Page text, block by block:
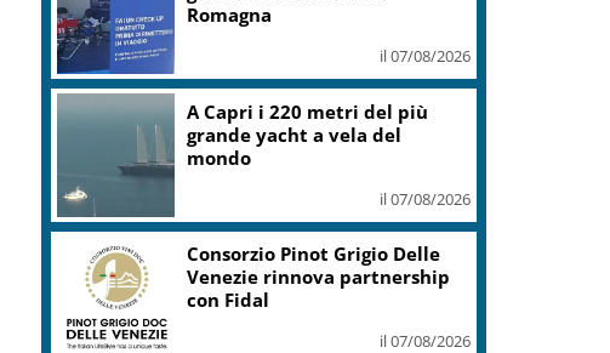
Romagna
il 07/08/2026
A Capri i 220 metri del più
grande yacht a vela del
mondo
il 07/08/2026
Consorzio Pinot Grigio Delle
Venezie rinnova partnership
con Fidal
il 07/08/2026